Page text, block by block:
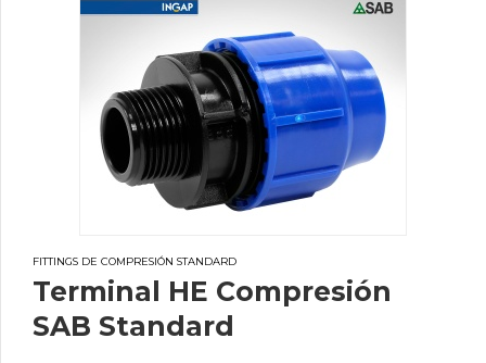
FITTINGS DE COMPRESIÓN STANDARD
Terminal HE Compresión
SAB Standard